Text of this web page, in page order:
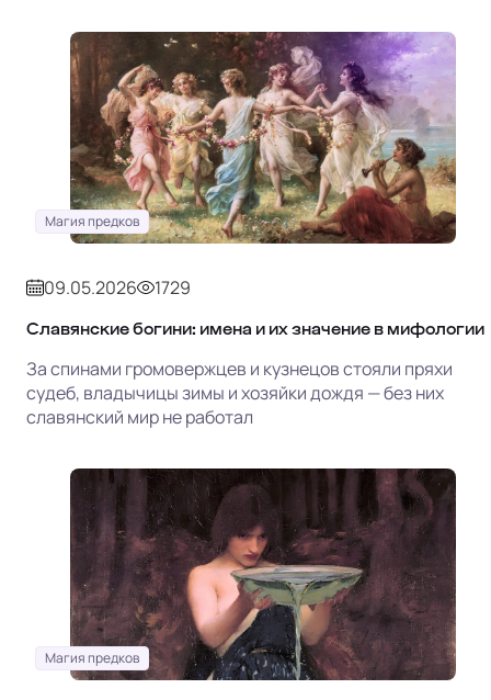
Магия предков
09.05.2026 1729
Славянские богини: имена и их значение в мифологии
За спинами громовержцев и кузнецов стояли пряхи
судеб, владычицы зимы и хозяйки дождя — без них
славянский мир не работал
Магия предков